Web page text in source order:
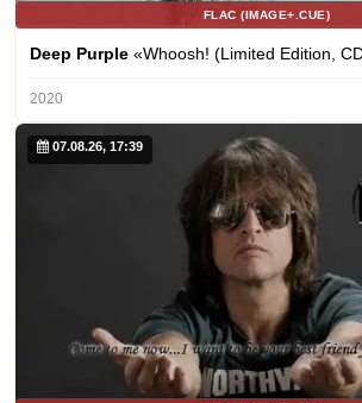
FLAC (IMAGE+.CUE)
Deep Purple «Whoosh! (Limited Edition,
2020
07.08.26, 17:39